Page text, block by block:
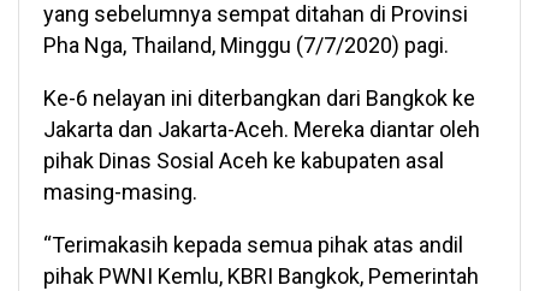
yang sebelumnya sempat ditahan di Provinsi
Pha Nga, Thailand, Minggu (7/7/2020) pagi.
Ke-6 nelayan ini diterbangkan dari Bangkok ke
Jakarta dan Jakarta-Aceh. Mereka diantar oleh
pihak Dinas Sosial Aceh ke kabupaten asal
masing-masing.
“Terimakasih kepada semua pihak atas andil
pihak PWNI Kemlu, KBRI Bangkok, Pemerintah